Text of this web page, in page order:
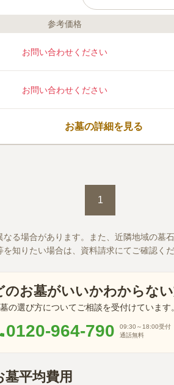
口コミ評価
参考価格
お問い合わせください
お問い合わせください
お墓の詳細を見る
1
る場合があります。また、近隣地域の墓
知りたい場合は、資料請求にてご確認くだ
のお墓がいいかわからな
の選び方についてご相談を受付けています
0120-964-790 09:30～18:00受付
通話無料
墓平均費用